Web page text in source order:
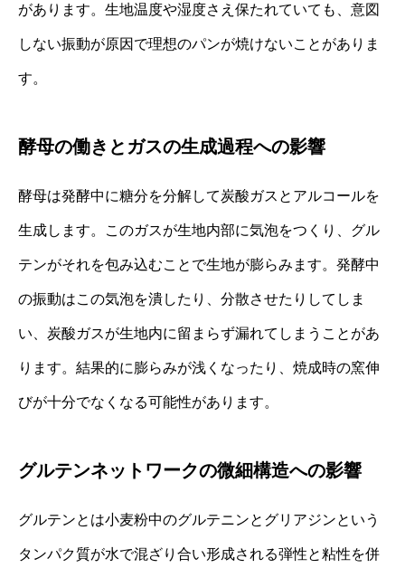
があります。生地温度や湿度さえ保たれていても、意図
しない振動が原因で理想のパンが焼けないことがありま
す。
酵母の働きとガスの生成過程への影響
酵母は発酵中に糖分を分解して炭酸ガスとアルコールを
生成します。このガスが生地内部に気泡をつくり、グル
テンがそれを包み込むことで生地が膨らみます。発酵中
の振動はこの気泡を潰したり、分散させたりしてしま
い、炭酸ガスが生地内に留まらず漏れてしまうことがあ
ります。結果的に膨らみが浅くなったり、焼成時の窯伸
びが十分でなくなる可能性があります。
グルテンネットワークの微細構造への影響
グルテンとは小麦粉中のグルテニンとグリアジンという
タンパク質が水で混ざり合い形成される弾性と粘性を併